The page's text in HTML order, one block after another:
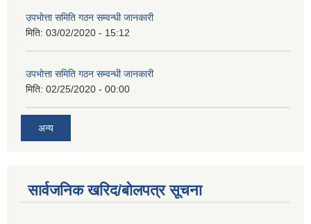
उपभाेत्ता समिति गठन सम्वन्धी जानकारी
मिति: 03/02/2020 - 15:12
उपभाेत्ता समिति गठन सम्वन्धी जानकारी
मिति: 02/25/2020 - 00:00
अन्य
सार्वजनिक खरिद/बोलपत्र सूचना